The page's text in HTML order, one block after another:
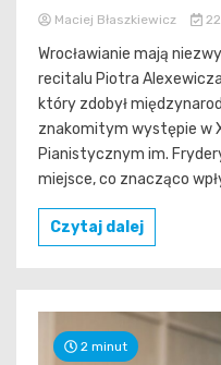
Maciej Błaszkiewicz 22
Wrocławianie mają
recitalu Piotra
który zdobył
znakomitym występie w
Pianistycznym im.
miejsce, co znacząco
Czytaj dalej
2 minut